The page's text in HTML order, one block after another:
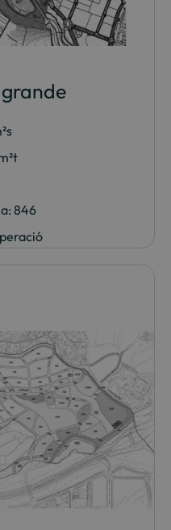
846